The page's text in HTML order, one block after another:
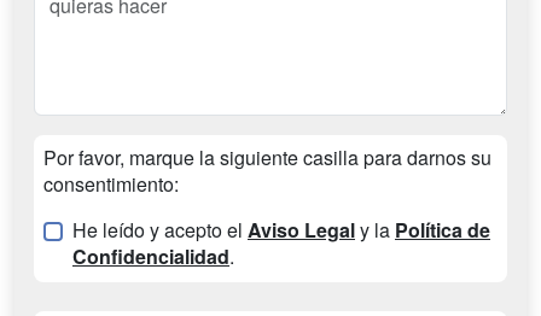
Por favor, marque la siguiente casilla para darnos su
consentimiento:
He leído y acepto el Aviso Legaly la Política de
Confidencialidad.